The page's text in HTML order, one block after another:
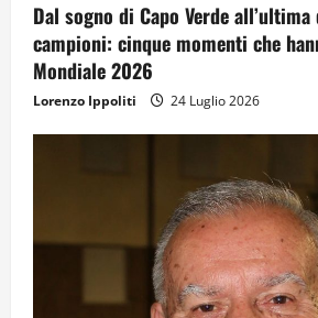
Dal sogno di Capo Verde all’ultima
campioni: cinque momenti che
Mondiale 2026
Lorenzo Ippoliti 24 Luglio 2026